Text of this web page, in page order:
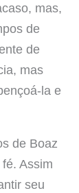
mas,
de
de
mas
la e
de Boaz
Assim
seu